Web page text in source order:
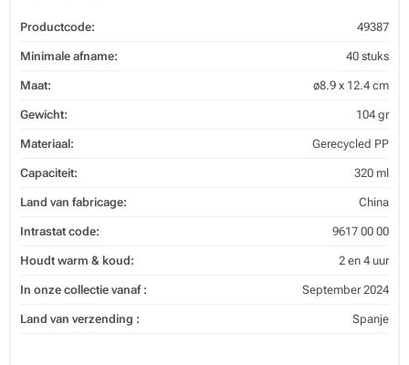
Productcode: 49387
Minimale afname: 40 stuks
Maat: ø8.9 x 12.4 cm
Gewicht: 104 gr
Materiaal: Gerecycled PP
Capaciteit: 320 ml
Land van fabricage: China
Intrastat code: 9617 00 00
Houdt warm & koud: 2 en 4 uur
In onze collectie vanaf : September 2024
Land van verzending : Spanje